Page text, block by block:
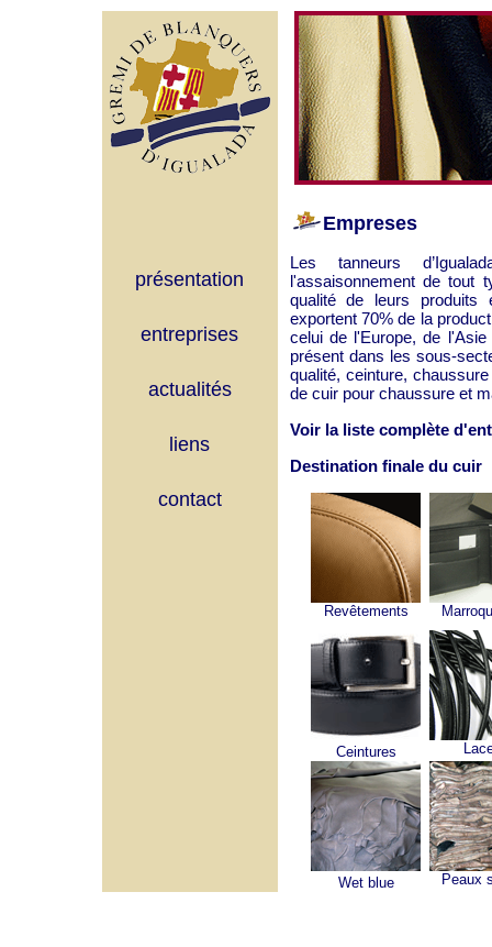
présentation
entreprises
actualités
liens
contact
Empreses
Les tanneurs
l'assaisonnement de tout
qualité de leurs produits
exportent 70% de la
celui de l'Europe, de
présent dans les sous-
qualité, ceinture,
de cuir pour chaussure et
Voir la liste complète
Destination finale du cuir
Revêtements
Ceintures
Wet blue Peaux